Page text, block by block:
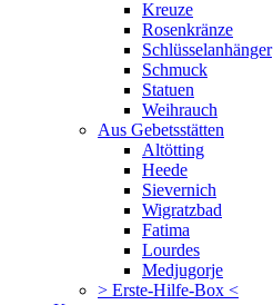
Kreuze
Rosenkränze
Schlüsselanhänger
Schmuck
Statuen
Weihrauch
Aus Gebetsstätten
Altötting
Heede
Sievernich
Wigratzbad
Fatima
Lourdes
Medjugorje
> Erste-Hilfe-Box <